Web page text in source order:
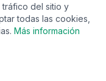
del sitio y
todas las cookies,
Más información